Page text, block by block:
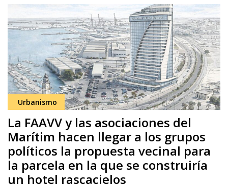
Urbanismo
La FAAVV y las asociaciones del
Marítim hacen llegar a los grupos
políticos la propuesta vecinal para
la parcela en la que se construiría
un hotel rascacielos